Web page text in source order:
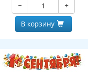
−
+
В корзину